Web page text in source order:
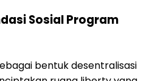
Sosial Program
bentuk desentralisasi